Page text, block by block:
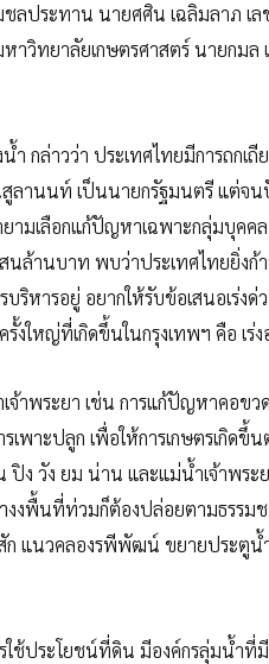
ประทาน นายศศิน เฉลิมลาภ เ
าวิทยาลัยเกษตรศาสตร์ นายกม
ล่าวว่า ประเทศไทยมีการถกเถี
านนท์ เป็นนายกรัฐมนตรี แต่จนปั
มเลือกแก้ปัญหาเฉพาะกลุ่มบุคค
นล้านบาท พบว่าประเทศไทยยิ่งก้
หารอยู่ อยากให้รับข้อเสนอเร่ง
งใหญ่ที่เกิดขึ้นในกรุงเทพฯ คือ เร่
าพระยา เช่น การแก้ปัญหาคอขว
พาะปลูก เพื่อให้การเกษตรเกิดขึ้
ง วัง ยม น่าน และแม่น้ำเจ้าพระ
พื้นที่ท่วมก็ต้องปล่อยตามธรรมชา
ก แนวคลองรพีพัฒน์ ขยายประตู
ใช้ประโยชน์ที่ดิน มีองค์กรลุ่มน้ำ